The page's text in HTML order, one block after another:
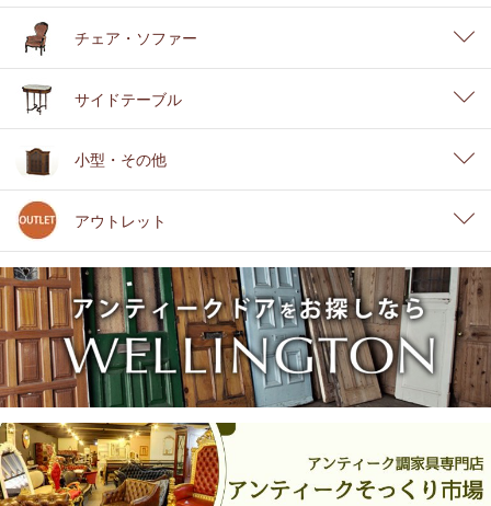
チェア・ソファー
サイドテーブル
小型・その他
アウトレット